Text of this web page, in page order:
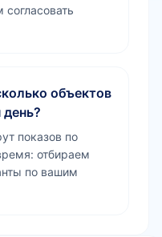
объектов
показов по
отбираем
по вашим